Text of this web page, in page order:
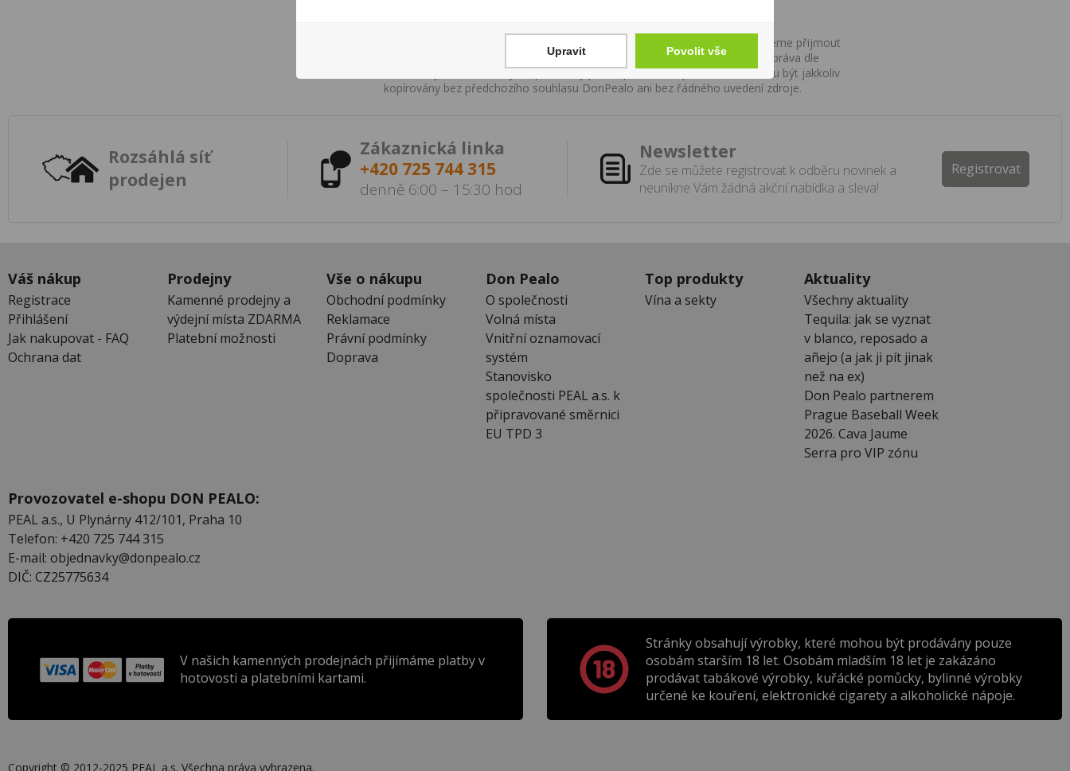
I přesto, že jsou informace o výrobcích pravidelně aktualizovány, nemůžeme přijmout
odpovědnost za jakékoliv nesprávné informace. To však nemá vliv na Vaše práva dle
zákona. Tyto informace jsou podávány pouze pro osobní použití a nemohou být jakkoliv
kopírovány bez předchozího souhlasu DonPealo ani bez řádného uvedení zdroje.
Rozsáhlá síť
prodejen
Zákaznická linka
+420 725 744 315
denně 6:00 – 15:30 hod
Newsletter
Zde se můžete registrovat k odběru novinek a
neunikne Vám žádná akční nabídka a sleva!
Registrovat
Váš nákup
Registrace
Přihlášení
Jak nakupovat - FAQ
Ochrana dat
Prodejny
Kamenné prodejny a
výdejní místa ZDARMA
Platební možnosti
Vše o nákupu
Obchodní podmínky
Reklamace
Právní podmínky
Doprava
Don Pealo
O společnosti
Volná místa
Vnitřní oznamovací
systém
Stanovisko
společnosti PEAL a.s. k
připravované směrnici
EU TPD 3
Top produkty
Vína a sekty
Aktuality
Všechny aktuality
Tequila: jak se vyznat
v blanco, reposado a
añejo (a jak ji pít jinak
než na ex)
Don Pealo partnerem
Prague Baseball Week
2026. Cava Jaume
Serra pro VIP zónu
Provozovatel e-shopu DON PEALO:
PEAL a.s., U Plynárny 412/101, Praha 10
Telefon: +420 725 744 315
E-mail: objednavky@donpealo.cz
DIČ: CZ25775634
V našich kamenných prodejnách přijímáme platby v
hotovosti a platebními kartami.
Stránky obsahují výrobky, které mohou být prodávány pouze
osobám starším 18 let. Osobám mladším 18 let je zakázáno
prodávat tabákové výrobky, kuřácké pomůcky, bylinné výrobky
určené ke kouření, elektronické cigarety a alkoholické nápoje.
Copyright © 2012-2025 PEAL a.s. Všechna práva vyhrazena.
Upravit Povolit vše